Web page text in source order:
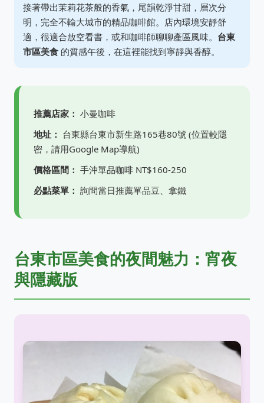
接著帶出茉莉花茶般的香氣，尾韻乾淨甘甜，層次分
明，完全不輸大城市的精品咖啡館。店內環境安靜舒
適，很適合放空看書，或和咖啡師聊聊產區風味。 台東
市區美食 的質感午後，在這裡能找到寧靜與香醇。
推薦店家： 小曼咖啡
地址： 台東縣台東市新生路165巷80號 (位置較隱
密，請用Google Map導航)
價格區間： 手沖單品咖啡 NT$160-250
必點菜單： 詢問當日推薦單品豆、拿鐵
台東市區美食的夜間魅力：宵夜
與隱藏版